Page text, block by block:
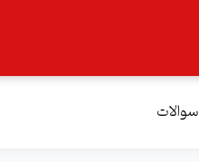
سوالات